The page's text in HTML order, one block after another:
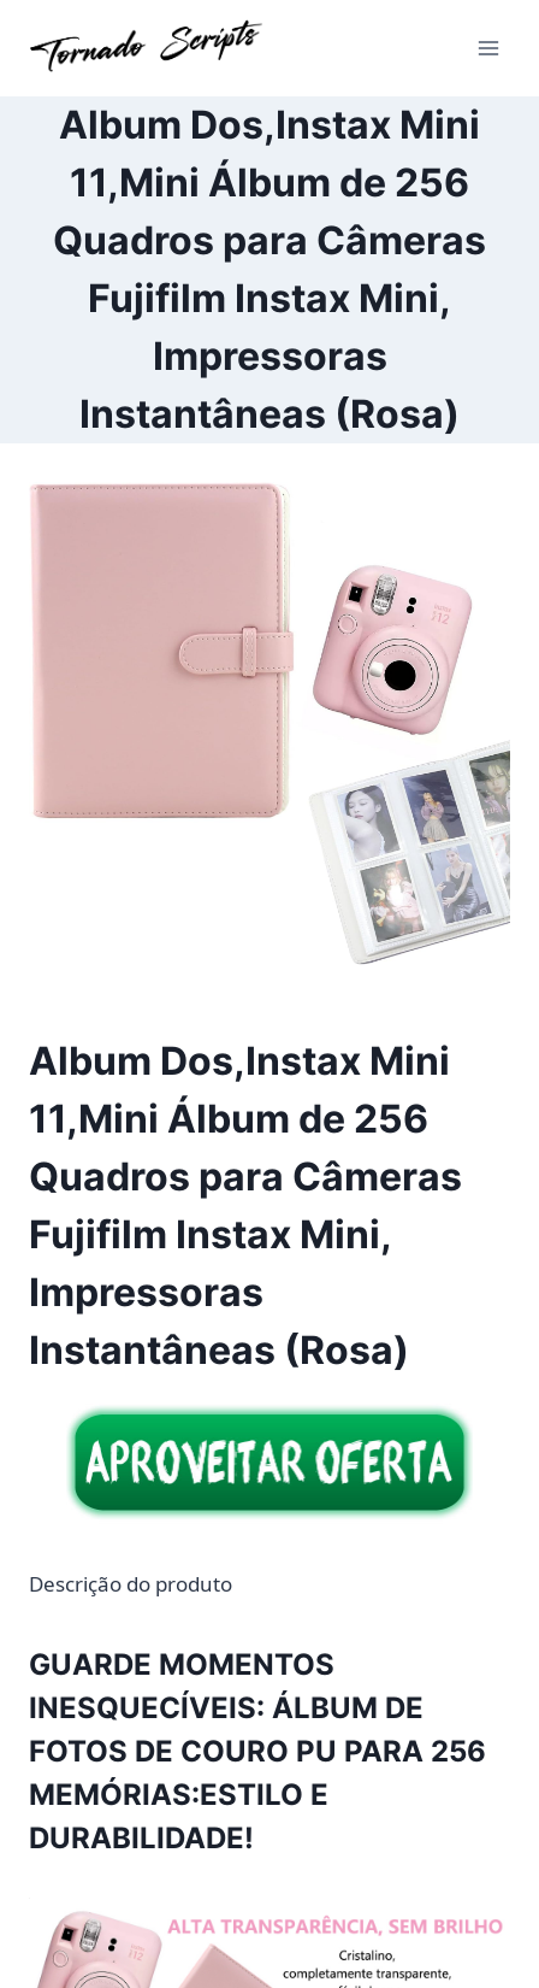
para
ConteúdoAlbum Dos,Instax Mini
11,Mini Álbum de 256
Quadros para Câmeras
Fujifilm Instax Mini,
Impressoras
Instantâneas (Rosa)
Album Dos,Instax Mini
11,Mini Álbum de 256
Quadros para Câmeras
Fujifilm Instax Mini,
Impressoras
Instantâneas (Rosa)
Descrição do produto
GUARDE MOMENTOS
INESQUECÍVEIS: ÁLBUM DE
FOTOS DE COURO PU PARA 256
MEMÓRIAS:ESTILO E
DURABILIDADE!